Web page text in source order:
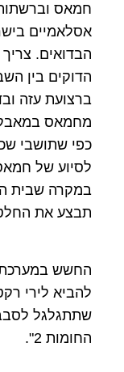
חמאס
אסלאמיים
הבדואים.
הדוקים בין
ברצועת עזה
מחמאס
כפי שתושבי
לסיוע של
במקרה שבית
תבצע את
החשש במערכת
להביא לירי
שתתגלגל
החומות 2".